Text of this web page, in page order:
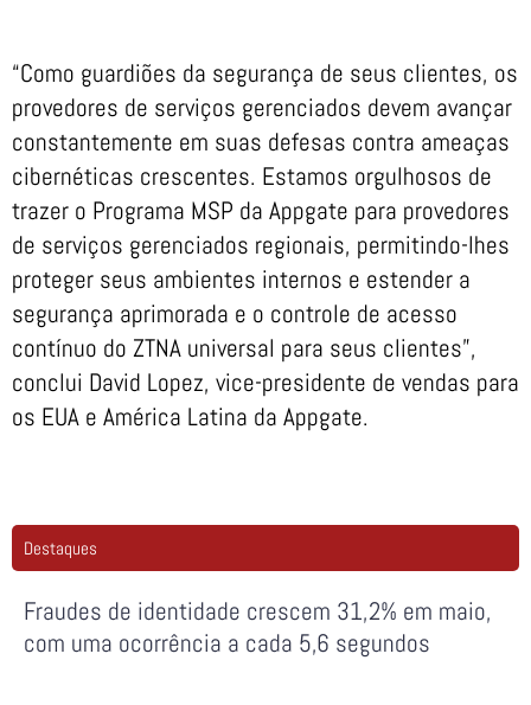
“Como guardiões da segurança de seus clientes, os
provedores de serviços gerenciados devem avançar
constantemente em suas defesas contra ameaças
cibernéticas crescentes. Estamos orgulhosos de
trazer o Programa MSP da Appgate para provedores
de serviços gerenciados regionais, permitindo-lhes
proteger seus ambientes internos e estender a
segurança aprimorada e o controle de acesso
contínuo do ZTNA universal para seus clientes”,
conclui David Lopez, vice-presidente de vendas para
os EUA e América Latina da Appgate.
Destaques
Fraudes de identidade crescem 31,2% em maio,
com uma ocorrência a cada 5,6 segundos